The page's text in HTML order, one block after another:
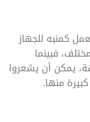
كمنبه للجهاز
فبينما
يمكن أن يشعروا
منها.